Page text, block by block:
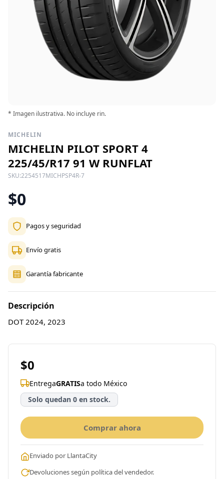
* Imagen ilustrativa. No incluye rin.
MICHELIN
MICHELIN PILOT SPORT 4
225/45/R17 91 W RUNFLAT
SKU:2254517MICHPSP4R-7
$0
Pagos y seguridad
Envío gratis
Garantía fabricante
Descripción
DOT 2024, 2023
$0
EntregaGRATISa todo México
Solo quedan 0 en stock.
Comprar ahora
Enviado por LlantaCity
Devoluciones según política del vendedor.